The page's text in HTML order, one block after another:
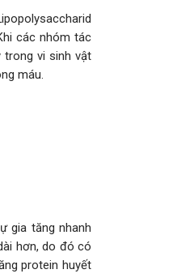
các nhóm tác
trong vi sinh vật
máu.
gia tăng nhanh
hơn, do đó có
protein huyết